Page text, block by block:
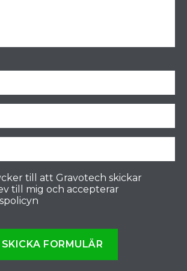
till att Gravotech skickar
till mig och accepterar
SKICKA FORMULÄR